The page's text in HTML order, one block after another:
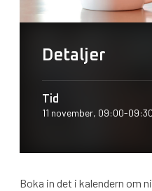
Detaljer
Tid
11 november, 09:00-09:30
Boka in det i kalendern om